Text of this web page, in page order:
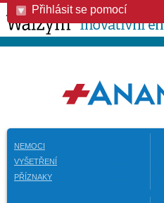
Přihlásit se pomocí
NEMOCI
VYŠETŘENÍ
PŘÍZNAKY